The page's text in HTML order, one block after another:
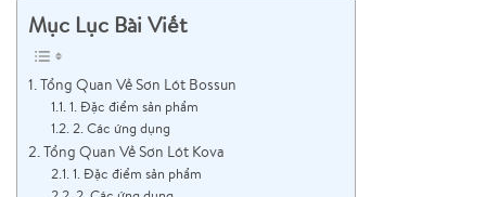
Mục Lục Bài Viết
Tổng Quan Về Sơn Lót Bossun
1. Đặc điểm sản phẩm
2. Các ứng dụng
Tổng Quan Về Sơn Lót Kova
1. Đặc điểm sản phẩm